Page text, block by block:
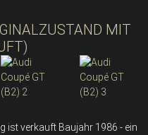
MIT
ist verkauft Baujahr 1986 - ein